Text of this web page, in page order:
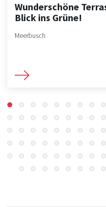
Wunderschöne
Blick ins Grüne!
Meerbusch